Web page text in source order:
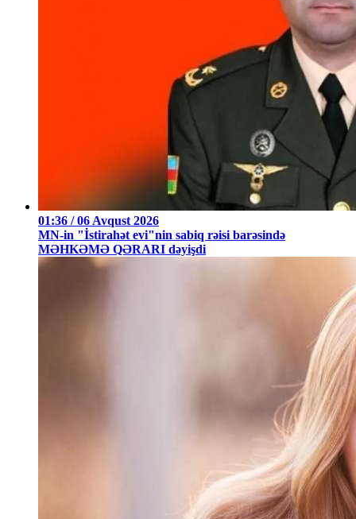
01:36 / 06 Avqust 2026
MN-in "İstirahət evi"nin sabiq rəisi barəsində
MƏHKƏMƏ QƏRARI dəyişdi